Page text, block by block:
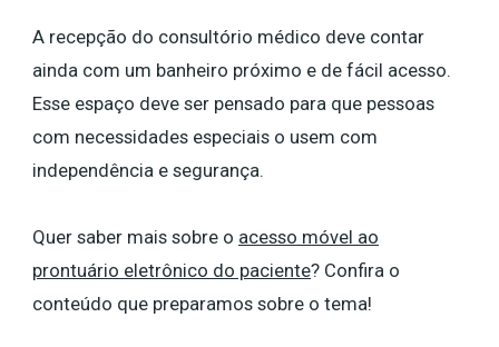
A recepção do consultório médico deve contar
ainda com um banheiro próximo e de fácil acesso.
Esse espaço deve ser pensado para que pessoas
com necessidades especiais o usem com
independência e segurança.
Quer saber mais sobre o acesso móvel ao
prontuário eletrônico do paciente? Confira o
conteúdo que preparamos sobre o tema!